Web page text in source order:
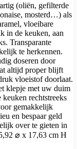
(oliën, gefilterde
mosterd…) als
vloeibare
in de keuken, aan
Transparante
te herkennen.
doseren door
altijd proper blijft
vloeistof doorlaat.
klepje met uw duim
rechtstreeks
gemakkelijk
en bespaar geld
over te gieten in
⌀ x 17,63 cm H